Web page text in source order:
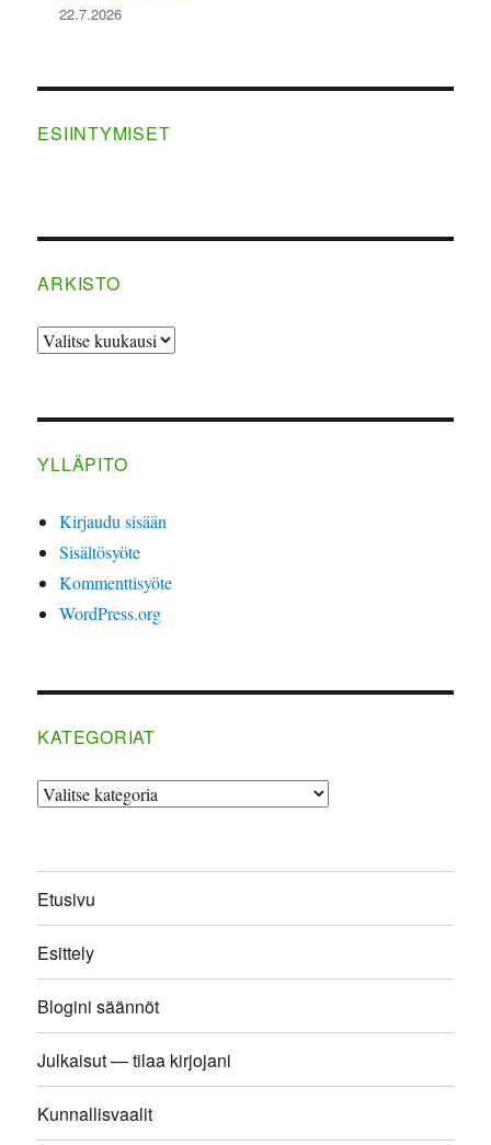
22.7.2026
ESIINTYMISET
ARKISTO
ARKISTO
YLLÄPITO
Kirjaudu sisään
Sisältösyöte
Kommenttisyöte
WordPress.org
KATEGORIAT
Kategoriat
Etusivu
Esittely
Blogini säännöt
Julkaisut — tilaa kirjojani
Kunnallisvaalit